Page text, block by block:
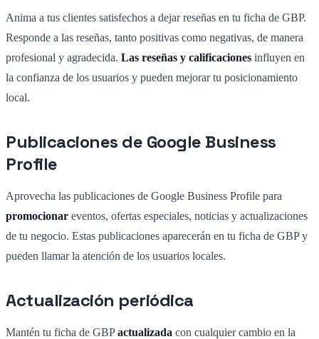
Anima a tus clientes satisfechos a dejar reseñas en tu ficha de GBP.
Responde a las reseñas, tanto positivas como negativas, de manera
profesional y agradecida. Las reseñas y calificaciones influyen en
la confianza de los usuarios y pueden mejorar tu posicionamiento
local.
Publicaciones de Google Business
Profile
Aprovecha las publicaciones de Google Business Profile para
promocionar eventos, ofertas especiales, noticias y actualizaciones
de tu negocio. Estas publicaciones aparecerán en tu ficha de GBP y
pueden llamar la atención de los usuarios locales.
Actualización periódica
Mantén tu ficha de GBPactualizada con cualquier cambio en la